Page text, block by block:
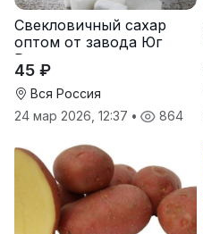
Свекловичный сахар
оптом от завода Юг
Руси
45 ₽
Вся Россия
24 мар 2026, 12:37 • 864